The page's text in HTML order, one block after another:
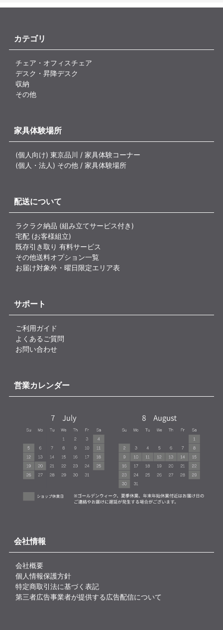
カテゴリ
チェア・オフィスチェア
デスク・昇降デスク
収納
その他
家具体験場所
(個人向け) 東京品川 / 家具体験コーナー
(個人・法人) その他 / 家具体験場所
配送について
ラクラク納品 (組み立てサービス付き)
宅配 (お客様組立)
既存引き取り 有料サービス
その他送料オプション一覧
お届け対象外・曜日限定エリア表
サポート
ご利用ガイド
よくあるご質問
お問い合わせ
営業カレンダー
会社情報
会社概要
個人情報保護方針
特定商取引法に基づく表記
第三者広告事業者が提供する広告配信について